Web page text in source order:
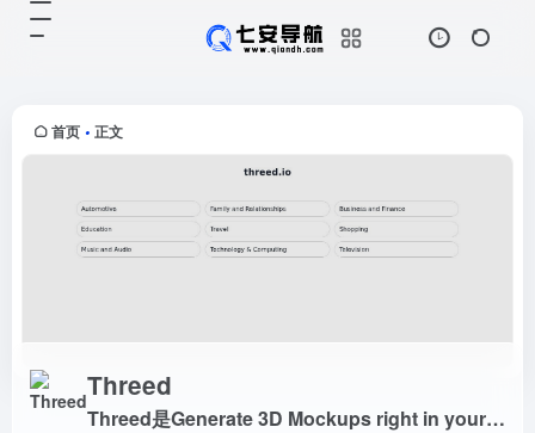
首页 • 正文
Threed
Threed是Generate 3D Mockups right in your Browser